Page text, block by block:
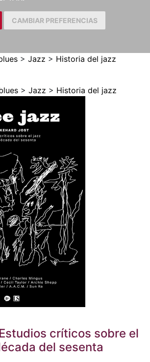
CAMBIAR PREFERENCIAS
> Jazz > Historia del jazz
> Jazz > Historia del jazz
críticos sobre el
del sesenta